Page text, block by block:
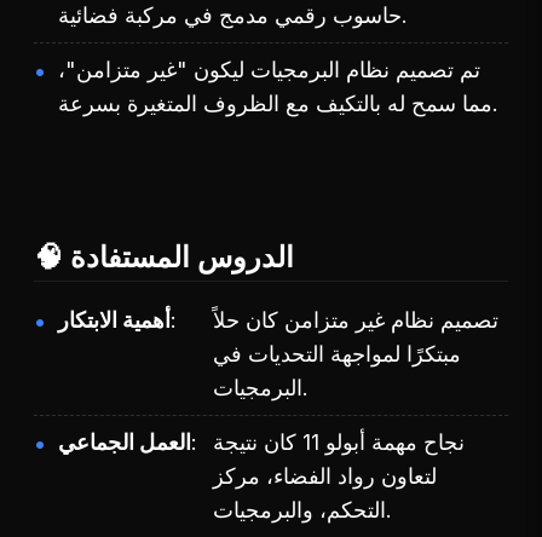
حاسوب رقمي مدمج في مركبة فضائية.
تم تصميم نظام البرمجيات ليكون "غير متزامن"،
مما سمح له بالتكيف مع الظروف المتغيرة بسرعة.
🧠 الدروس المستفادة
أهمية الابتكار
تصميم نظام غير متزامن كان حلاً
مبتكرًا لمواجهة التحديات في
البرمجيات.
العمل الجماعي
نجاح مهمة أبولو 11 كان نتيجة
لتعاون رواد الفضاء، مركز
التحكم، والبرمجيات.